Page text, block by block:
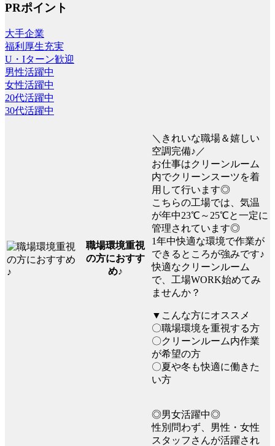
PRポイント
大手企業
福利厚生充実
U・Iターン歓迎
男性活躍中
女性活躍中
20代活躍中
30代活躍中
職場環境重視
の方におすす
め♪
＼きれいな職場＆嬉しい
空調完備♪／
お仕事はクリーンルーム
内でクリーンスーツを着
用して行います◎
こちらの工場では、気温
が年中23℃～25℃と一定に
管理されています◎
1年中快適な環境で作業が
できるところが強みです♪
快適なクリーンルーム
で、工場WORK始めてみ
ませんか？
▼こんな方にオススメ
〇職場環境を重視する方
〇クリーンルーム内作業
が希望の方
〇夏や冬も快適に働きた
い方
◎男女活躍中◎
性別問わず、男性・女性
スタッフさんが活躍され